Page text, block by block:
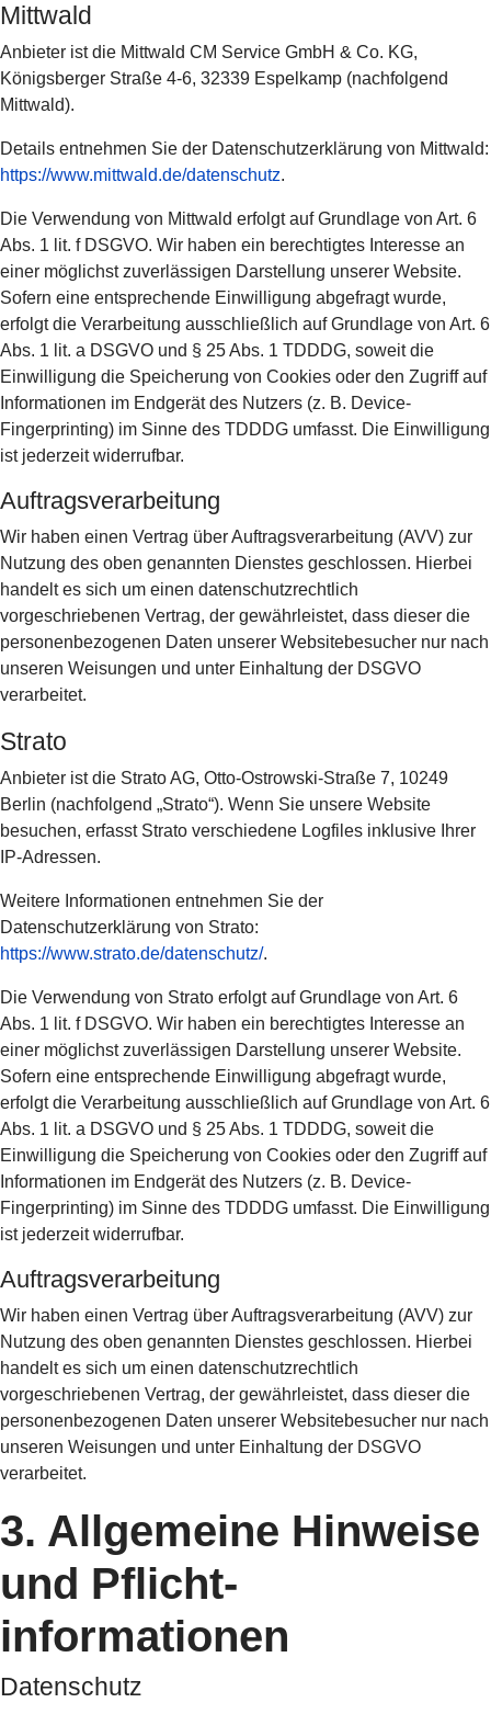
Mittwald
Anbieter ist die Mittwald CM Service GmbH & Co. KG,
Königsberger Straße 4-6, 32339 Espelkamp (nachfolgend
Mittwald).
Details entnehmen Sie der Datenschutzerklärung von Mittwald:
https://www.mittwald.de/datenschutz.
Die Verwendung von Mittwald erfolgt auf Grundlage von Art. 6
Abs. 1 lit. f DSGVO. Wir haben ein berechtigtes Interesse an
einer möglichst zuverlässigen Darstellung unserer Website.
Sofern eine entsprechende Einwilligung abgefragt wurde,
erfolgt die Verarbeitung ausschließlich auf Grundlage von Art. 6
Abs. 1 lit. a DSGVO und § 25 Abs. 1 TDDDG, soweit die
Einwilligung die Speicherung von Cookies oder den Zugriff auf
Informationen im Endgerät des Nutzers (z. B. Device-
Fingerprinting) im Sinne des TDDDG umfasst. Die Einwilligung
ist jederzeit widerrufbar.
Auftragsverarbeitung
Wir haben einen Vertrag über Auftragsverarbeitung (AVV) zur
Nutzung des oben genannten Dienstes geschlossen. Hierbei
handelt es sich um einen datenschutzrechtlich
vorgeschriebenen Vertrag, der gewährleistet, dass dieser die
personenbezogenen Daten unserer Websitebesucher nur nach
unseren Weisungen und unter Einhaltung der DSGVO
verarbeitet.
Strato
Anbieter ist die Strato AG, Otto-Ostrowski-Straße 7, 10249
Berlin (nachfolgend „Strato“). Wenn Sie unsere Website
besuchen, erfasst Strato verschiedene Logfiles inklusive Ihrer
IP-Adressen.
Weitere Informationen entnehmen Sie der
Datenschutzerklärung von Strato:
https://www.strato.de/datenschutz/.
Die Verwendung von Strato erfolgt auf Grundlage von Art. 6
Abs. 1 lit. f DSGVO. Wir haben ein berechtigtes Interesse an
einer möglichst zuverlässigen Darstellung unserer Website.
Sofern eine entsprechende Einwilligung abgefragt wurde,
erfolgt die Verarbeitung ausschließlich auf Grundlage von Art. 6
Abs. 1 lit. a DSGVO und § 25 Abs. 1 TDDDG, soweit die
Einwilligung die Speicherung von Cookies oder den Zugriff auf
Informationen im Endgerät des Nutzers (z. B. Device-
Fingerprinting) im Sinne des TDDDG umfasst. Die Einwilligung
ist jederzeit widerrufbar.
Auftragsverarbeitung
Wir haben einen Vertrag über Auftragsverarbeitung (AVV) zur
Nutzung des oben genannten Dienstes geschlossen. Hierbei
handelt es sich um einen datenschutzrechtlich
vorgeschriebenen Vertrag, der gewährleistet, dass dieser die
personenbezogenen Daten unserer Websitebesucher nur nach
unseren Weisungen und unter Einhaltung der DSGVO
verarbeitet.
3. Allgemeine Hinweise
und Pflicht­
informationen
Datenschutz